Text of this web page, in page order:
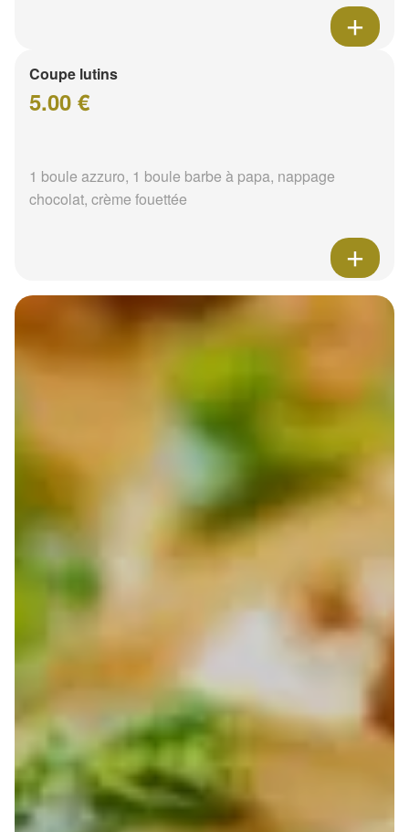
Coupe lutins
5.00 €
1 boule azzuro, 1 boule barbe à papa, nappage
chocolat, crème fouettée